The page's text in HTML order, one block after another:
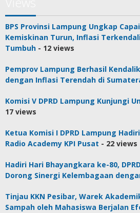
BPS Provinsi Lampung Ungkap
Kemiskinan Turun, Inflasi
Tumbuh - 12 views
Pemprov Lampung Berhasil
dengan Inflasi Terendah di
Komisi V DPRD Lampung Kunjungi
17 views
Ketua Komisi I DPRD Lampung
Radio Academy KPI Pusat - 22 views
Hadiri Hari Bhayangkara ke-80,
Dorong Sinergi Kelembagaan
Tinjau KKN Pesibar, Warek
Sampah oleh Mahasiswa Berjalan